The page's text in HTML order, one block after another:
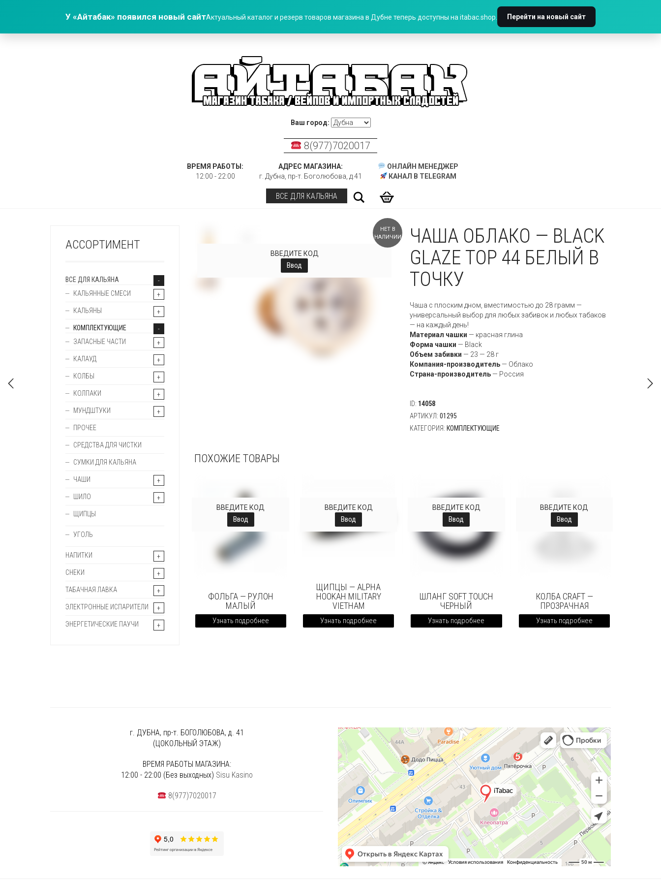
У «Айтабак» появился новый сайтАктуальный каталог и резерв товаров магазина в Дубне теперь доступны на itabac.shop. Перейти на новый сайт
Ваш город:
8(977)7020017
ВРЕМЯ РАБОТЫ:
12:00 - 22:00
АДРЕС МАГАЗИНА:
г. Дубна, пр-т. Боголюбова, д.41
ОНЛАЙН МЕНЕДЖЕР
КАНАЛ В TELEGRAM
ВСЕ ДЛЯ КАЛЬЯНА Поиск
НЕТ В
НАЛИЧИИ
ВВЕДИТЕ КОД
Ввод
+
ЧАША ОБЛАКО — BLACK
GLAZE TOP 44 БЕЛЫЙ В
ТОЧКУ
Чаша с плоским дном, вместимостью до 28 грамм —
универсальный выбор для любых забивок и любых табаков
— на каждый день!
Материал чашки — красная глина
Форма чашки — Black
Объем забивки — 23 — 28 г
Компания-производитель — Облако
Страна-производитель — Россия
ID: 14058
АРТИКУЛ:01295
КАТЕГОРИЯ: КОМПЛЕКТУЮЩИЕ
ПОХОЖИЕ ТОВАРЫ
ВВЕДИТЕ КОД
Ввод
ФОЛЬГА — РУЛОН
МАЛЫЙ
Узнать подробнее
ВВЕДИТЕ КОД
Ввод
ЩИПЦЫ — ALPHA
HOOKAH MILITARY
VIETHAM
Узнать подробнее
ВВЕДИТЕ КОД
Ввод
ШЛАНГ SOFT TOUCH
ЧЕРНЫЙ
Узнать подробнее
ВВЕДИТЕ КОД
Ввод
КОЛБА CRAFT —
ПРОЗРАЧНАЯ
Узнать подробнее
АССОРТИМЕНТ
ВСЕ ДЛЯ КАЛЬЯНА
КАЛЬЯННЫЕ СМЕСИ
КАЛЬЯНЫ
КОМПЛЕКТУЮЩИЕ
ЗАПАСНЫЕ ЧАСТИ
КАЛАУД
КОЛБЫ
КОЛПАКИ
МУНДШТУКИ
ПРОЧЕЕ
СРЕДСТВА ДЛЯ ЧИСТКИ
СУМКИ ДЛЯ КАЛЬЯНА
ЧАШИ
ШИЛО
ЩИПЦЫ
УГОЛЬ
НАПИТКИ
СНЕКИ
ТАБАЧНАЯ ЛАВКА
ЭЛЕКТРОННЫЕ ИСПАРИТЕЛИ
ЭНЕРГЕТИЧЕСКИЕ ПАУЧИ
г. ДУБНА, пр-т. БОГОЛЮБОВА, д. 41
(ЦОКОЛЬНЫЙ ЭТАЖ)
ВРЕМЯ РАБОТЫ МАГАЗИНА:
12:00 - 22:00 (Без выходных) Sisu Kasino
8(977)7020017